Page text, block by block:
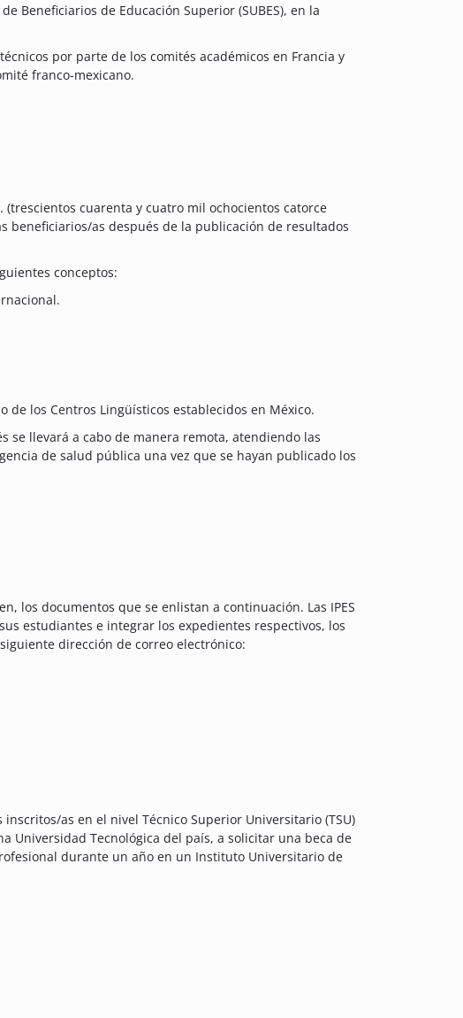
Beneficiarios de Educación Superior (SUBES), en la
por parte de los comités académicos en Francia y
franco-mexicano.
(trescientos cuarenta y cuatro mil ochocientos catorce
beneficiarios/as después de la publicación de resultados
conceptos:
de los Centros Lingüísticos establecidos en México.
se llevará a cabo de manera remota, atendiendo las
de salud pública una vez que se hayan publicado los
los documentos que se enlistan a continuación. Las IPES
estudiantes e integrar los expedientes respectivos, los
dirección de correo electrónico:
as en el nivel Técnico Superior Universitario (TSU)
Universidad Tecnológica del país, a solicitar una beca de
durante un año en un Instituto Universitario de